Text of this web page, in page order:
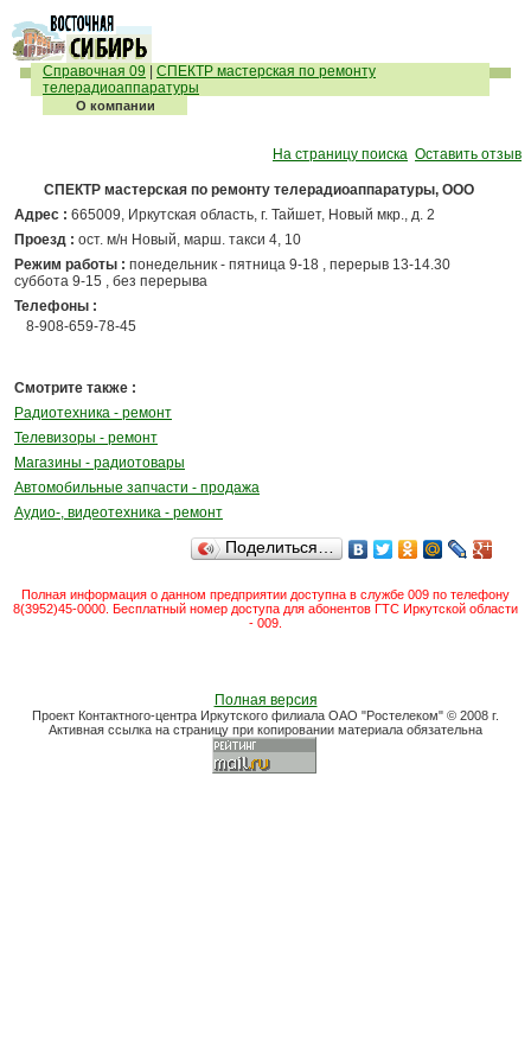
Справочная 09
СПЕКТР мастерская по ремонту
телерадиоаппаратуры
О компании
На страницу поиска Оставить отзыв
СПЕКТР мастерская по ремонту телерадиоаппаратуры, ООО
Адрес : 665009, Иркутская область, г. Тайшет, Новый мкр., д. 2
Проезд : ост. м/н Новый, марш. такси 4, 10
Режим работы : понедельник - пятница 9-18 , перерыв 13-14.30
суббота 9-15 , без перерыва
Телефоны :
8-908-659-78-45
Смотрите также :
Радиотехника - ремонт
Телевизоры - ремонт
Магазины - радиотовары
Автомобильные запчасти - продажа
Аудио-, видеотехника - ремонт
Поделиться…
Полная информация о данном предприятии доступна в службе 009 по телефону
8(3952)45-0000. Бесплатный номер доступа для абонентов ГТС Иркутской области
- 009.
Полная версия
Проект Контактного-центра Иркутского филиала ОАО "Ростелеком" © 2008 г.
Активная ссылка на страницу при копировании материала обязательна